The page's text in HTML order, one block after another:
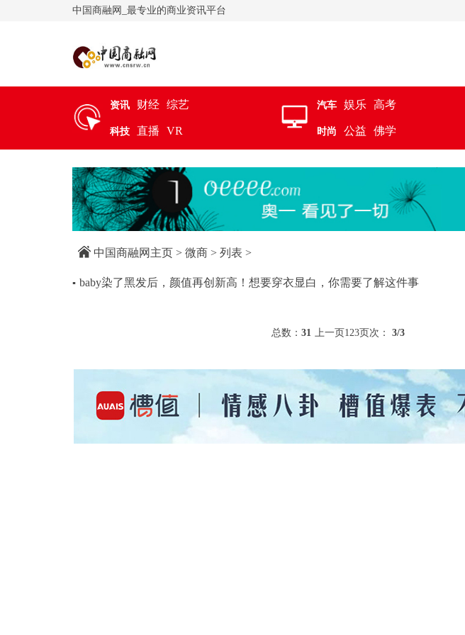
中国商融网_最专业的商业资讯平台
资讯 财经 综艺
科技 直播 VR
汽车 娱乐 高考
时尚 公益 佛学
中国商融网主页 > 微商 > 列表 >
▪ baby染了黑发后，颜值再创新高！想要穿衣显白，你需要了解这件事
总数： 31 上一页123页次： 3/3